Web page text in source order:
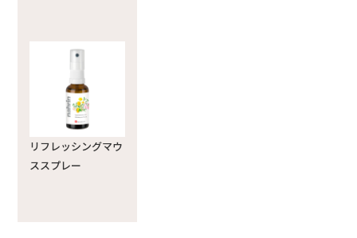
リフレッシングマウ
ススプレー